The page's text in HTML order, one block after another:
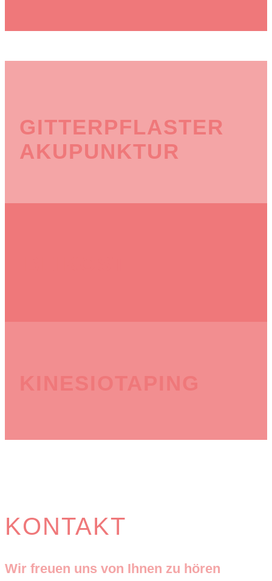
GITTERPFLASTER
AKUPUNKTUR
KONTAKT
Wir freuen uns von Ihnen zu hören